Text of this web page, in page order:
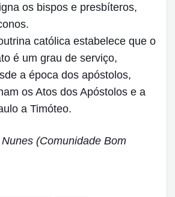
os bispos e presbíteros,
católica estabelece que o
é um grau de serviço,
a época dos apóstolos,
os Atos dos Apóstolos e a
a Timóteo.
(Comunidade Bom